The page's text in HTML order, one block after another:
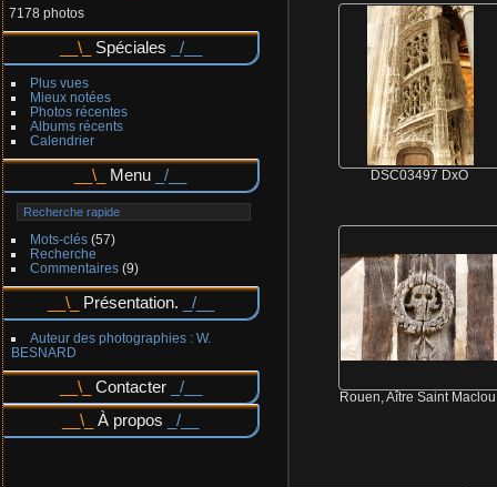
7178 photos
Spéciales
Plus vues
Mieux notées
Photos récentes
Albums récents
Calendrier
Menu
Mots-clés(57)
Recherche
Commentaires(9)
Présentation.
Auteur des photographies : W.
BESNARD
Contacter
À propos
DSC03497 DxO
Rouen, Aître Saint